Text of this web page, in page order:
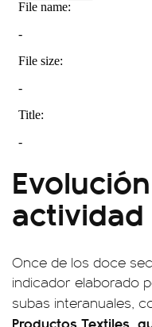
Once de los doce
indicador elaborado
subas interanuales,
Productos Textiles,